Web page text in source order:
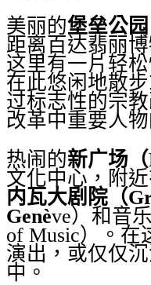
美丽的堡垒公
距离百达翡丽
这里有一片轻
在此悠闲地散
过标志性的宗
改革中重要人物
热闹的新广场
文化中心，附
内瓦大剧院（
Genève）和音
of Music）。在
演出，或仅仅
中。